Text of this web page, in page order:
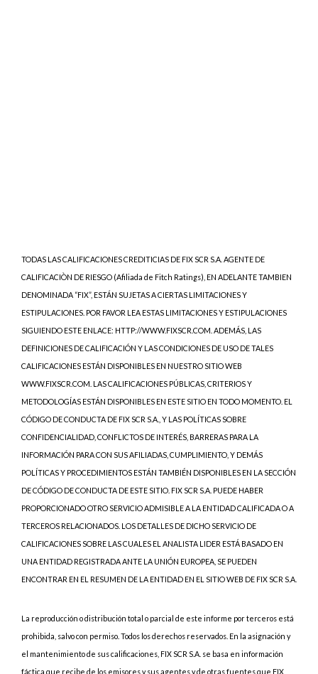
TODAS LAS CALIFICACIONES CREDITICIAS DE FIX SCR S.A. AGENTE DE
CALIFICACIÒN DE RIESGO (Afiliada de Fitch Ratings), EN ADELANTE TAMBIEN
DENOMINADA “FIX”, ESTÁN SUJETAS A CIERTAS LIMITACIONES Y
ESTIPULACIONES. POR FAVOR LEA ESTAS LIMITACIONES Y ESTIPULACIONES
SIGUIENDO ESTE ENLACE: HTTP://WWW.FIXSCR.COM. ADEMÁS, LAS
DEFINICIONES DE CALIFICACIÓN Y LAS CONDICIONES DE USO DE TALES
CALIFICACIONES ESTÁN DISPONIBLES EN NUESTRO SITIO WEB
WWW.FIXSCR.COM. LAS CALIFICACIONES PÚBLICAS, CRITERIOS Y
METODOLOGÍAS ESTÁN DISPONIBLES EN ESTE SITIO EN TODO MOMENTO. EL
CÓDIGO DE CONDUCTA DE FIX SCR S.A., Y LAS POLÍTICAS SOBRE
CONFIDENCIALIDAD, CONFLICTOS DE INTERÉS, BARRERAS PARA LA
INFORMACIÓN PARA CON SUS AFILIADAS, CUMPLIMIENTO, Y DEMÁS
POLÍTICAS Y PROCEDIMIENTOS ESTÁN TAMBIÉN DISPONIBLES EN LA SECCIÓN
DE CÓDIGO DE CONDUCTA DE ESTE SITIO. FIX SCR S.A. PUEDE HABER
PROPORCIONADO OTRO SERVICIO ADMISIBLE A LA ENTIDAD CALIFICADA O A
TERCEROS RELACIONADOS. LOS DETALLES DE DICHO SERVICIO DE
CALIFICACIONES SOBRE LAS CUALES EL ANALISTA LIDER ESTÁ BASADO EN
UNA ENTIDAD REGISTRADA ANTE LA UNIÓN EUROPEA, SE PUEDEN
ENCONTRAR EN EL RESUMEN DE LA ENTIDAD EN EL SITIO WEB DE FIX SCR S.A.
La reproducción o distribución total o parcial de este informe por terceros está
prohibida, salvo con permiso. Todos los derechos reservados. En la asignación y
el mantenimiento de sus calificaciones, FIX SCR S.A. se basa en información
fáctica que recibe de los emisores y sus agentes y de otras fuentes que FIX